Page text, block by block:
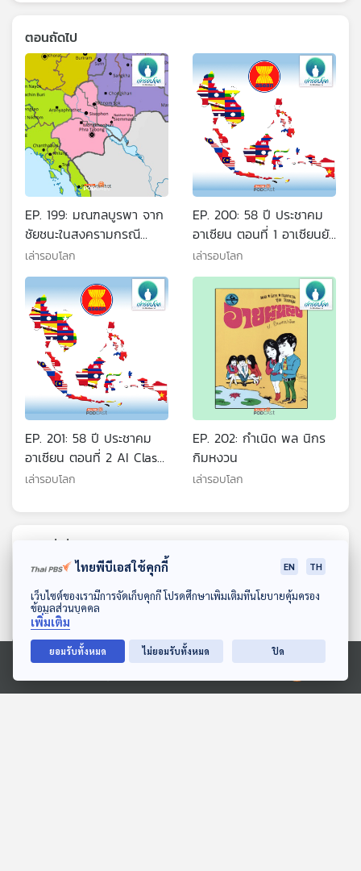
ดาวน์โหลด Thai PBS Podcast Application
Ⓒ 2020 องค์การกระจายเสียงและแพร่ภาพสาธารณะแห่งประเทศไทย
ตอนถัดไป
EP. 199: มณฑลบูรพา จาก
ชัยชนะในสงครามกรณี
พิพาทอินโดจีน
เล่ารอบโลก
EP. 200: 58 ปี ประชาคม
อาเซียน ตอนที่ 1 อาเซียนยัง
มีความสำคัญอยู่หรือไม่
เล่ารอบโลก
EP. 201: 58 ปี ประชาคม
อาเซียน ตอนที่ 2 AI Class
ASEAN
เล่ารอบโลก
EP. 202: กำเนิด พล นิกร
กิมหงวน
เล่ารอบโลก
ตอนที่เกี่ยวข้อง
ไทยพีบีเอสใช้คุกกี้ EN TH
เว็บไซต์ของเรามีการจัดเก็บคุกกี้ โปรดศึกษาเพิ่มเติมที่นโยบายคุ้มครอง
ข้อมูลส่วนบุคคล
เพิ่มเติม
ยอมรับทั้งหมด ไม่ยอมรับทั้งหมด ปิด